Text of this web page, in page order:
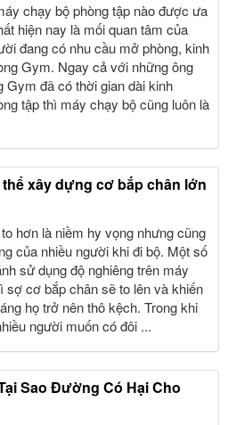
chạy bộ phòng tập nào được ưa
hiện nay là mối quan tâm của
đang có nhu cầu mở phòng, kinh
Gym. Ngay cả với những ông
Gym đã có thời gian dài kinh
tập thì máy chạy bộ cũng luôn là
xây dựng cơ bắp chân lớn
hơn là niềm hy vọng nhưng cũng
của nhiều người khi đi bộ. Một số
sử dụng độ nghiêng trên máy
sợ cơ bắp chân sẽ to lên và khiến
họ trở nên thô kệch. Trong khi
người muốn có đôi ...
Sao Đường Có Hại Cho